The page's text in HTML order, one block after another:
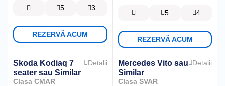
5 3
REZERVĂ ACUM
5 4
REZERVĂ ACUM
Skoda Kodiaq 7
seater sau Similar
Clasa CMAR
Detalii Mercedes Vito sau
Similar
Clasa SVAR
Detalii